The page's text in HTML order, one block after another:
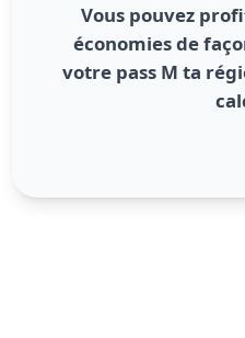
Vous pouvez
économies de
votre pass M ta